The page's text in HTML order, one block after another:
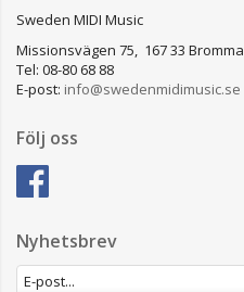
Sweden MIDI Music
Missionsvägen 75, 167 33 Bromma
Tel: 08-80 68 88
E-post: info@swedenmidimusic.se
Följ oss
Nyhetsbrev